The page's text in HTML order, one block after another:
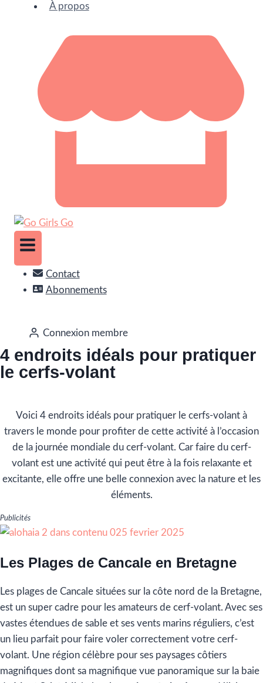
À propos
Contact
Abonnements
Connexion membre
4 endroits idéals pour pratiquer
le cerfs-volant
Voici 4 endroits idéals pour pratiquer le cerfs-volant à
travers le monde pour profiter de cette activité à l’occasion
de la journée mondiale du cerf-volant. Car faire du cerf-
volant est une activité qui peut être à la fois relaxante et
excitante, elle offre une belle connexion avec la nature et les
éléments.
Publicités
Les Plages de Cancale en Bretagne
Les plages de Cancale situées sur la côte nord de la Bretagne,
est un super cadre pour les amateurs de cerf-volant. Avec ses
vastes étendues de sable et ses vents marins réguliers, c’est
un lieu parfait pour faire voler correctement votre cerf-
volant. Une région célèbre pour ses paysages côtiers
magnifiques dont sa magnifique vue panoramique sur la baie